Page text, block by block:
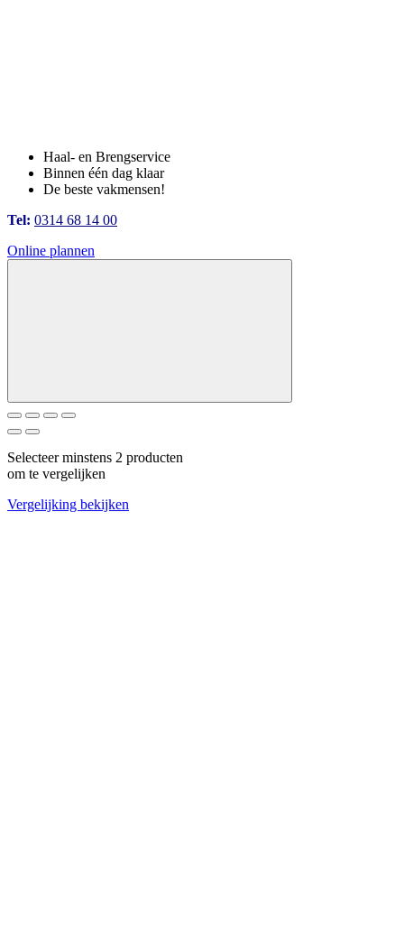
Haal- en Brengservice
Binnen één dag klaar
De beste vakmensen!
Tel: 0314 68 14 00
Online plannen
Selecteer minstens 2 producten
om te vergelijken
Vergelijking bekijken